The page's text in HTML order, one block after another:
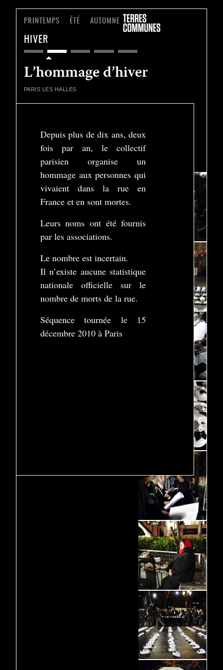
PRINTEMPS ÉTÉ AUTOMNE
HIVER
L’hommage d’hiver
PARIS LES HALLES
Depuis plus de dix ans, deux
fois par an, le collectif
parisien organise un
hommage aux personnes qui
vivaient dans la rue en
France et en sont mortes.
Leurs noms ont été fournis
par les associations.
Le nombre est incertain.
Il n’existe aucune statistique
nationale officielle sur le
nombre de morts de la rue.
Séquence tournée le 15
décembre 2010 à Paris
-01:49
fullscreen
Play